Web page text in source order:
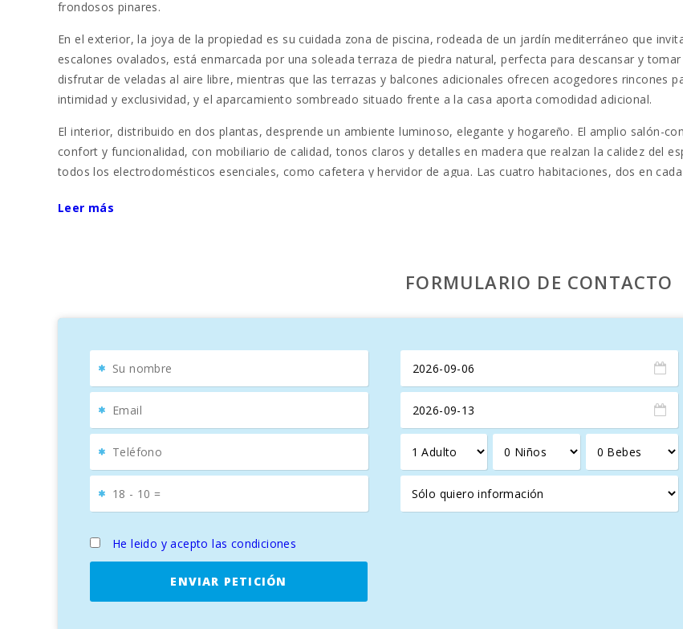
frondosos pinares.
En el exterior, la joya de la propiedad es su cuidada zona de piscina, rodeada de un jardín mediterráneo que
escalones ovalados, está enmarcada por una soleada terraza de piedra natural, perfecta para descansar y
disfrutar de veladas al aire libre, mientras que las terrazas y balcones adicionales ofrecen acogedores rincones
intimidad y exclusividad, y el aparcamiento sombreado situado frente a la casa aporta comodidad adicional.
El interior, distribuido en dos plantas, desprende un ambiente luminoso, elegante y hogareño. El amplio salón-
confort y funcionalidad, con mobiliario de calidad, tonos claros y detalles en madera que realzan la calidez del
todos los electrodomésticos esenciales, como cafetera y hervidor de agua. Las cuatro habitaciones, dos en
mosquiteras en las ventanas.
de Portocolom, completando una oferta perfecta de descanso, mar y gastronomía.
Leer más
FORMULARIO DE CONTACTO
He leido y acepto las condiciones
ENVIAR PETICIÓN